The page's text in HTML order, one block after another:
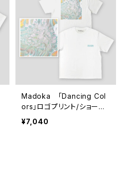
Madoka 「Dancing Col
ors」ロゴプリント/ショート
スリーブTシャツ
¥7,040